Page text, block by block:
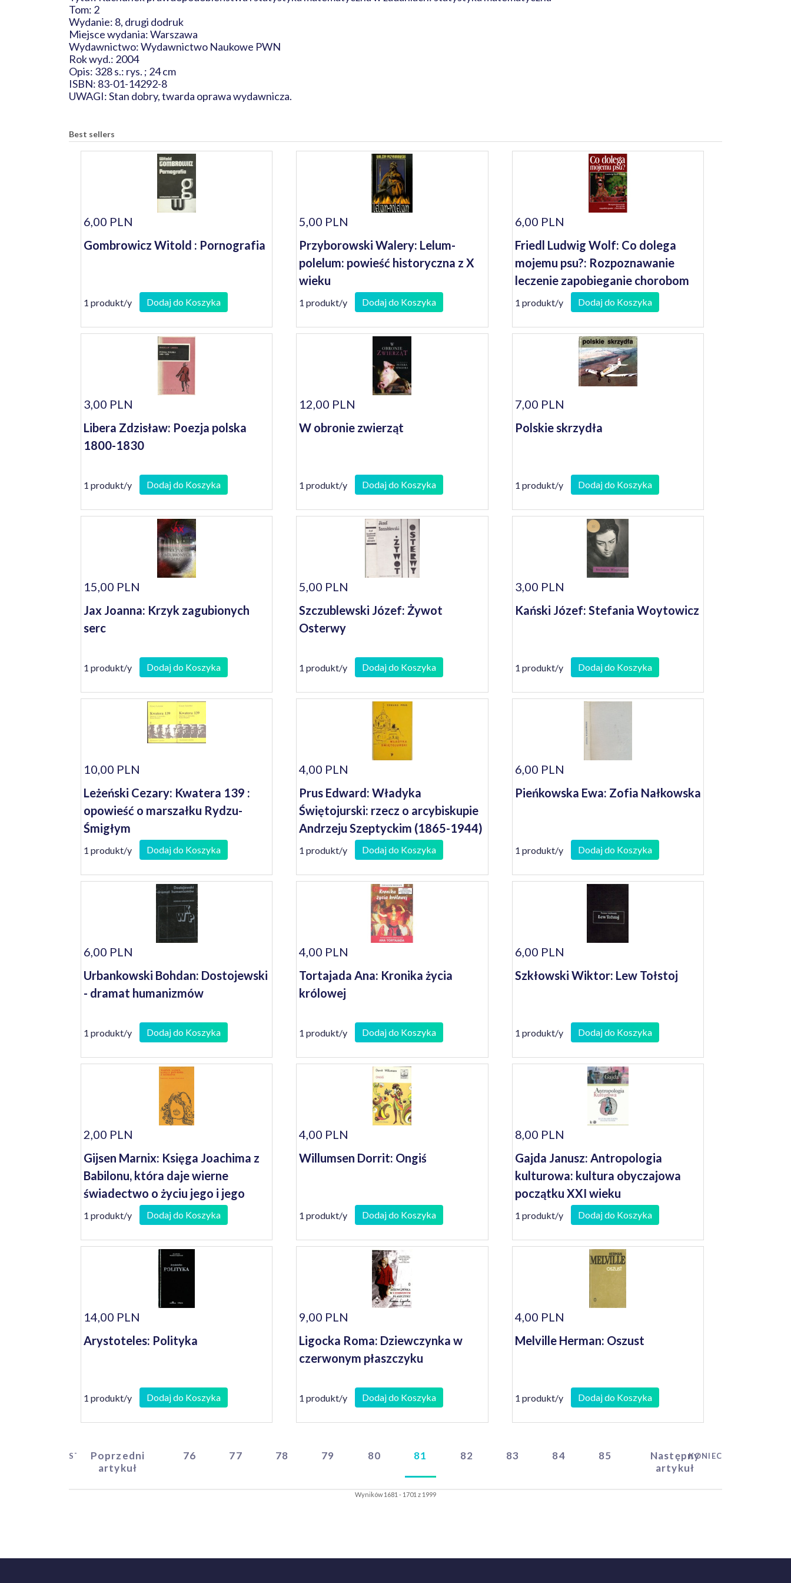
Tom: 2
Wydanie: 8, drugi dodruk
Miejsce wydania: Warszawa
Wydawnictwo: Wydawnictwo Naukowe PWN
Rok wyd.: 2004
Opis: 328 s.: rys. ; 24 cm
ISBN: 83-01-14292-8
UWAGI: Stan dobry, twarda oprawa wydawnicza.
Best sellers
6,00 PLN
Gombrowicz Witold : Pornografia
1 produkt/y Dodaj do Koszyka
5,00 PLN
Przyborowski Walery: Lelum-
polelum: powieść historyczna z X
wieku
1 produkt/y Dodaj do Koszyka
6,00 PLN
Friedl Ludwig Wolf: Co dolega
mojemu psu?: Rozpoznawanie
leczenie zapobieganie chorobom
1 produkt/y Dodaj do Koszyka
3,00 PLN
Libera Zdzisław: Poezja polska
1800-1830
1 produkt/y Dodaj do Koszyka
12,00 PLN
W obronie zwierząt
1 produkt/y Dodaj do Koszyka
7,00 PLN
Polskie skrzydła
1 produkt/y Dodaj do Koszyka
15,00 PLN
Jax Joanna: Krzyk zagubionych
serc
1 produkt/y Dodaj do Koszyka
5,00 PLN
Szczublewski Józef: Żywot
Osterwy
1 produkt/y Dodaj do Koszyka
3,00 PLN
Kański Józef: Stefania Woytowicz
1 produkt/y Dodaj do Koszyka
10,00 PLN
Leżeński Cezary: Kwatera 139 :
opowieść o marszałku Rydzu-
Śmigłym
1 produkt/y Dodaj do Koszyka
4,00 PLN
Prus Edward: Władyka
Świętojurski: rzecz o arcybiskupie
Andrzeju Szeptyckim (1865-1944)
1 produkt/y Dodaj do Koszyka
6,00 PLN
Pieńkowska Ewa: Zofia Nałkowska
1 produkt/y Dodaj do Koszyka
6,00 PLN
Urbankowski Bohdan: Dostojewski
- dramat humanizmów
1 produkt/y Dodaj do Koszyka
4,00 PLN
Tortajada Ana: Kronika życia
królowej
1 produkt/y Dodaj do Koszyka
6,00 PLN
Szkłowski Wiktor: Lew Tołstoj
1 produkt/y Dodaj do Koszyka
2,00 PLN
Gijsen Marnix: Księga Joachima z
Babilonu, która daje wierne
świadectwo o życiu jego i jego
sławnej małżonki...
1 produkt/y Dodaj do Koszyka
4,00 PLN
Willumsen Dorrit: Ongiś
1 produkt/y Dodaj do Koszyka
8,00 PLN
Gajda Janusz: Antropologia
kulturowa: kultura obyczajowa
początku XXI wieku
1 produkt/y Dodaj do Koszyka
14,00 PLN
Arystoteles: Polityka
1 produkt/y Dodaj do Koszyka
9,00 PLN
Ligocka Roma: Dziewczynka w
czerwonym płaszczyku
1 produkt/y Dodaj do Koszyka
4,00 PLN
Melville Herman: Oszust
1 produkt/y Dodaj do Koszyka
STARTPoprzedni
artykuł
76 77 78 79 80 81 82 83 84 85
Następny
artykuł
KONIEC
Wyników 1681 - 1701 z 1999